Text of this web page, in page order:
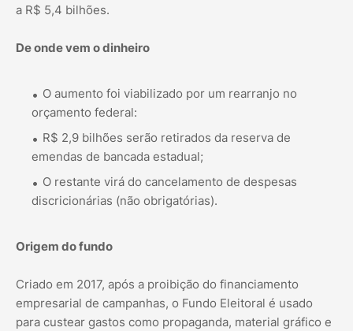
a R$ 5,4 bilhões.
De onde vem o dinheiro
O aumento foi viabilizado por um rearranjo no
orçamento federal:
R$ 2,9 bilhões serão retirados da reserva de
emendas de bancada estadual;
O restante virá do cancelamento de despesas
discricionárias (não obrigatórias).
Origem do fundo
Criado em 2017, após a proibição do financiamento
empresarial de campanhas, o Fundo Eleitoral é usado
para custear gastos como propaganda, material gráfico e